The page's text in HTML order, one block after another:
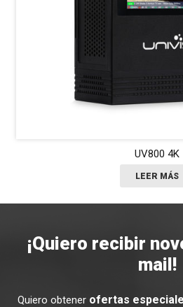
UV800 4K
LEER MÁS
¡Quiero recibir
mail!
Quiero obtener ofertas